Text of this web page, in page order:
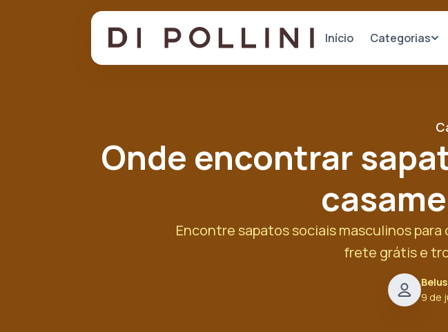
Início Categorias
Onde encontrar
Encontre sapatos sociais masculinos
frete grátis e
9 de